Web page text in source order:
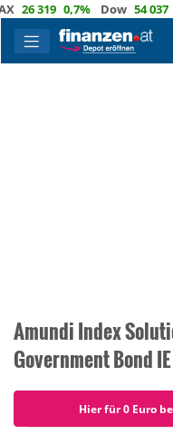
26 319 0,7% Dow 54 037
Amundi Index
Government Bond
Hier für 0 Euro